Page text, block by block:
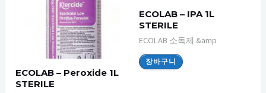
ECOLAB – Peroxide 1L
STERILE
ECOLAB – IPA 1L
STERILE
ECOLAB 소독제 &amp
장바구니